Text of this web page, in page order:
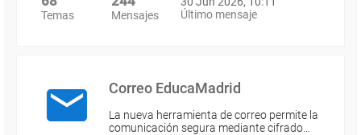
Temas Mensajes
Último mensaje
Correo EducaMadrid
La nueva herramienta de correo permite la
comunicación segura mediante cifrado…